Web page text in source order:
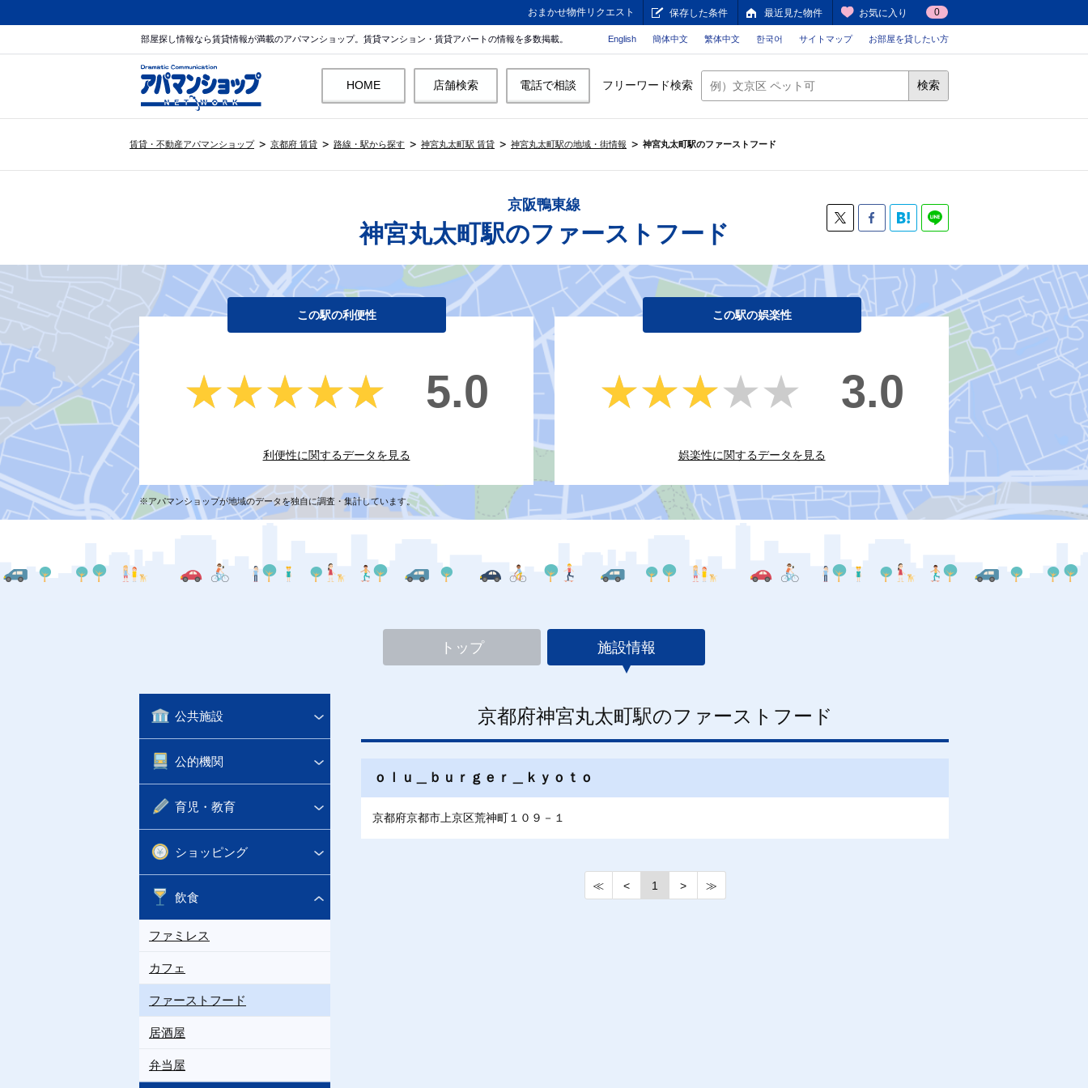
おまかせ物件リクエスト 保存した条件 最近見た物件 お気に入り 0
部屋探し情報なら賃貸情報が満載のアパマンショップ。賃貸マンション・賃貸アパートの情報を多数掲載。 English 簡体中文 繁体中文 한국어 サイトマップ お部屋を貸したい方
HOME 店舗検索 電話で相談 フリーワード検索 検索
賃貸・不動産アパマンショップ 京都府 賃貸 路線・駅から探す 神宮丸太町駅 賃貸 神宮丸太町駅の地域・街情報 神宮丸太町駅のファーストフード
京阪鴨東線
神宮丸太町駅のファーストフード
この駅の利便性
★★★★★
★★★★★ 5.0
利便性に関するデータを見る
この駅の娯楽性
★★★★★
★★★★★ 3.0
娯楽性に関するデータを見る
※アパマンショップが地域のデータを独自に調査・集計しています。
トップ 施設情報
公共施設
公的機関
育児・教育
ショッピング
飲食
ファミレス
カフェ
ファーストフード
居酒屋
弁当屋
京都府神宮丸太町駅のファーストフード
ｏｌｕ＿ｂｕｒｇｅｒ＿ｋｙｏｔｏ
京都府京都市上京区荒神町１０９－１
≪ < 1 > ≫